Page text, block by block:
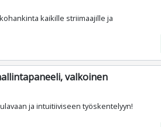
kaikille striimaajille ja
valkoinen
ja intuitiiviseen työskentelyyn!